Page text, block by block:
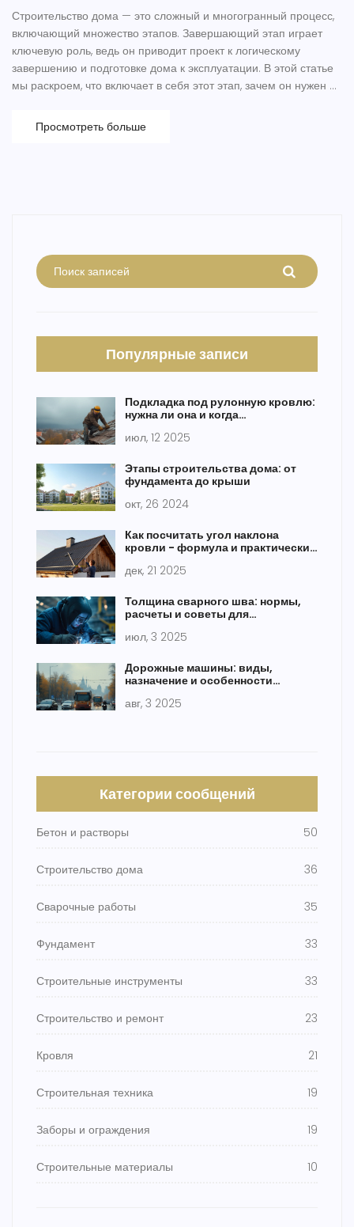
Строительство дома — это сложный и многогранный процесс,
включающий множество этапов. Завершающий этап играет
ключевую роль, ведь он приводит проект к логическому
завершению и подготовке дома к эксплуатации. В этой статье
мы раскроем, что включает в себя этот этап, зачем он нужен и
последних шагов поможет избежать распространенных
ошибок и обеспечить комфортную жизнь в новом доме.
Просмотреть больше
Популярные записи
Подкладка под рулонную кровлю:
нужна ли она и когда
июл, 12 2025
Этапы строительства дома: от
фундамента до крыши
окт, 26 2024
Как посчитать угол наклона
кровли - формула и практические
дек, 21 2025
Толщина сварного шва: нормы,
расчеты и советы для
июл, 3 2025
Дорожные машины: виды,
назначение и особенности
авг, 3 2025
Категории сообщений
Бетон и растворы 50
Строительство дома 36
Сварочные работы 35
Фундамент 33
Строительные инструменты 33
Строительство и ремонт 23
Кровля 21
Строительная техника 19
Заборы и ограждения 19
Строительные материалы 10